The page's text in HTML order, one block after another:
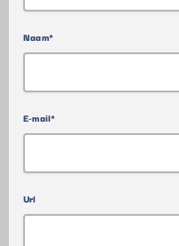
Naam*
E-mail*
Url